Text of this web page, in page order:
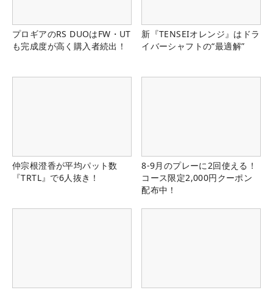
プロギアのRS DUOはFW・UT
も完成度が高く購入者続出！
新『TENSEIオレンジ』はドラ
イバーシャフトの“最適解”
仲宗根澄香が平均パット数
『TRTL』で6人抜き！
8-9月のプレーに2回使える！
コース限定2,000円クーポン
配布中！